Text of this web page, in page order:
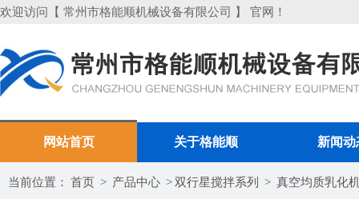
欢迎访问【 常州市格能顺机械设备有限公司 】 官网！
网站首页 关于格能顺 新闻动
当前位置： 首页 > 产品中心 > 双行星搅拌系列 > 真空均质乳化